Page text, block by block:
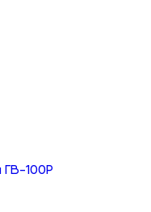
ГВ-100Р